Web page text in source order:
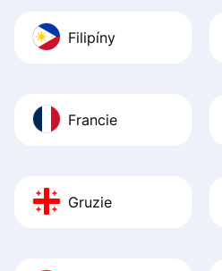
Filipíny
Francie
Gruzie